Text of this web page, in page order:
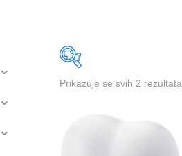
Prikazuje se svih 2 rezultata